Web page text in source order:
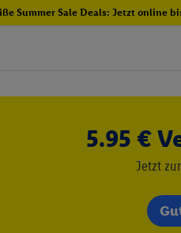
Summer Sale Deals: Jetzt online
5.95 €
Jetzt